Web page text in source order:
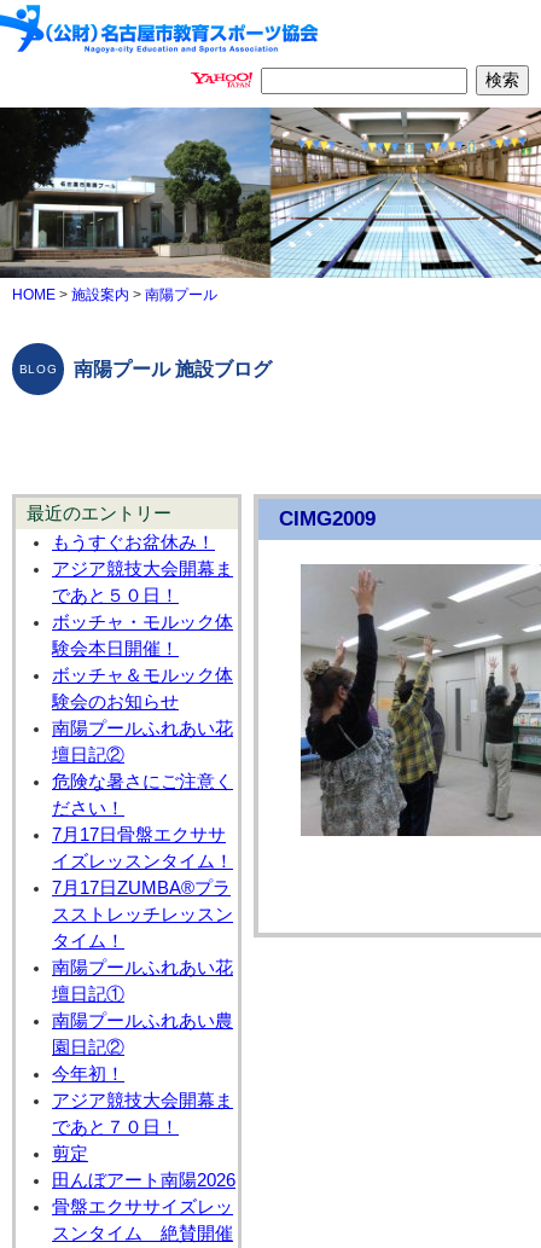
HOME > 施設案内 > 南陽プール
南陽プール 施設ブログ
最近のエントリー
もうすぐお盆休み！
アジア競技大会開幕ま
であと５０日！
ボッチャ・モルック体
験会本日開催！
ボッチャ＆モルック体
験会のお知らせ
南陽プールふれあい花
壇日記②
危険な暑さにご注意く
ださい！
7月17日骨盤エクササ
イズレッスンタイム！
7月17日ZUMBA®プラ
スストレッチレッスン
タイム！
南陽プールふれあい花
壇日記①
南陽プールふれあい農
園日記②
今年初！
アジア競技大会開幕ま
であと７０日！
剪定
田んぼアート南陽2026
骨盤エクササイズレッ
スンタイム 絶賛開催
CIMG2009